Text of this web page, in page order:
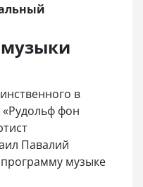
музыки
в
фон
Павалий
музыке